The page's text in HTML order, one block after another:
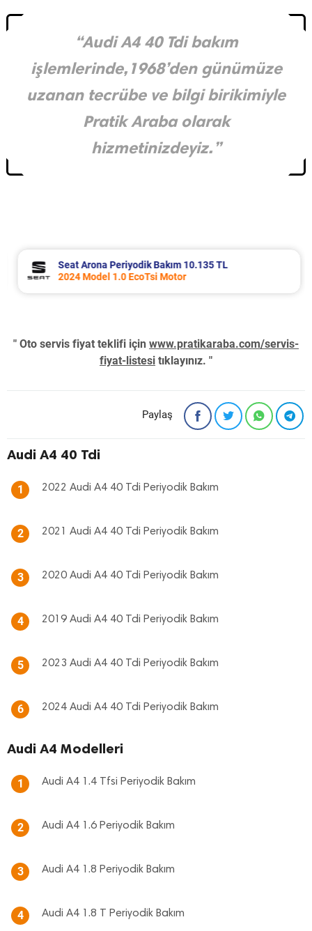
“Audi A4 40 Tdi bakım
işlemlerinde,1968’den günümüze
uzanan tecrübe ve bilgi birikimiyle
Pratik Araba olarak
hizmetinizdeyiz.”
Seat Arona Periyodik Bakım 10.135 TL
2024 Model 1.0 EcoTsi Motor
" Oto servis fiyat teklifi için www.pratikaraba.com/servis-
fiyat-listesi tıklayınız. "
Paylaş
Audi A4 40 Tdi
1 2022 Audi A4 40 Tdi Periyodik Bakım
2 2021 Audi A4 40 Tdi Periyodik Bakım
3 2020 Audi A4 40 Tdi Periyodik Bakım
4 2019 Audi A4 40 Tdi Periyodik Bakım
5 2023 Audi A4 40 Tdi Periyodik Bakım
6 2024 Audi A4 40 Tdi Periyodik Bakım
Audi A4 Modelleri
1 Audi A4 1.4 Tfsi Periyodik Bakım
2 Audi A4 1.6 Periyodik Bakım
3 Audi A4 1.8 Periyodik Bakım
4 Audi A4 1.8 T Periyodik Bakım